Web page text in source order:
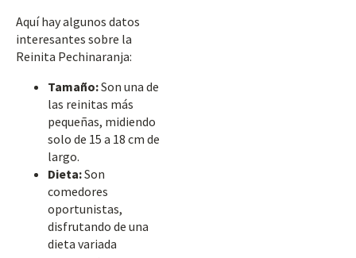
Aquí hay algunos datos
interesantes sobre la
Reinita Pechinaranja:
Tamaño:Son una de
las reinitas más
pequeñas, midiendo
solo de 15 a 18 cm de
largo.
Dieta:Son
comedores
oportunistas,
disfrutando de una
dieta variada